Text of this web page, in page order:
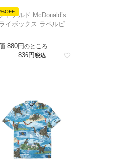
ドナルド McDonald’s
イボックス ラペルピ
880 のところ
836 税込